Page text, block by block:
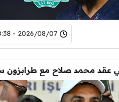
2026/08/07 - 20:38